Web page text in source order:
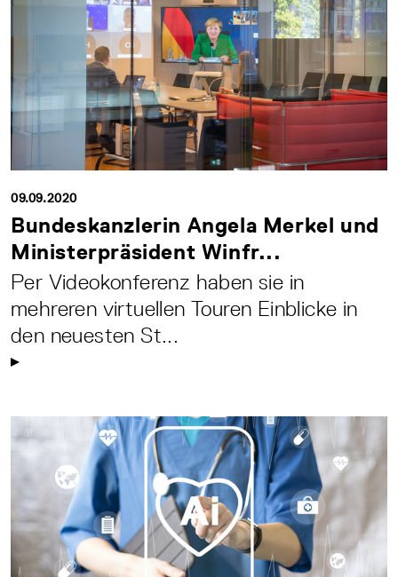
09.09.2020
Bundeskanzlerin Angela Merkel und
Ministerpräsident Winfr...
Per Videokonferenz haben sie in
mehreren virtuellen Touren Einblicke in
den neuesten St...